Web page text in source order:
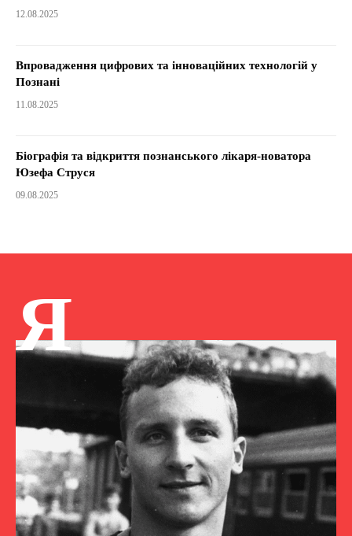
12.08.2025
Впровадження цифрових та інноваційних технологій у
Познані
11.08.2025
Біографія та відкриття познанського лікаря-новатора
Юзефа Струся
09.08.2025
Я